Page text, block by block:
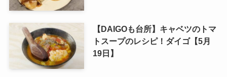
【DAIGOも台所】キャベツのトマ
トスープのレシピ！ダイゴ【5月
19日】